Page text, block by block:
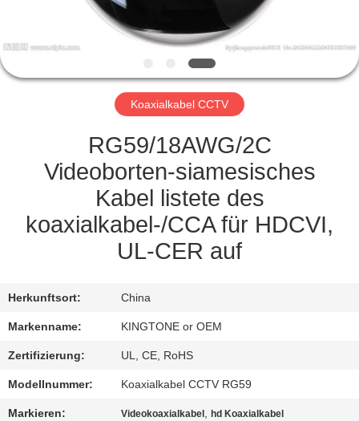
SIE
MIT
VERBINDUNG
FORDERN
SITEMAP
Koaxialkabel CCTV
RG59/18AWG/2C
Videoborten-siamesisches
Kabel listete des
koaxialkabel-/CCA für HDCVI,
UL-CER auf
Herkunftsort: China
Markenname: KINGTONE or OEM
Zertifizierung: UL, CE, RoHS
Modellnummer: Koaxialkabel CCTV RG59
Markieren: Videokoaxialkabel ,hd Koaxialkabel